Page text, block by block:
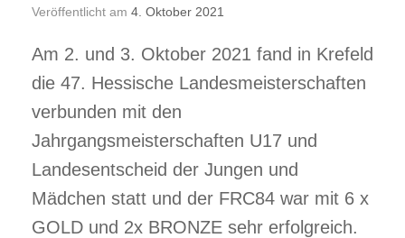
Veröffentlicht am 4. Oktober 2021
Am 2. und 3. Oktober 2021 fand in Krefeld
die 47. Hessische Landesmeisterschaften
verbunden mit den
Jahrgangsmeisterschaften U17 und
Landesentscheid der Jungen und
Mädchen statt und der FRC84 war mit 6 x
GOLD und 2x BRONZE sehr erfolgreich.